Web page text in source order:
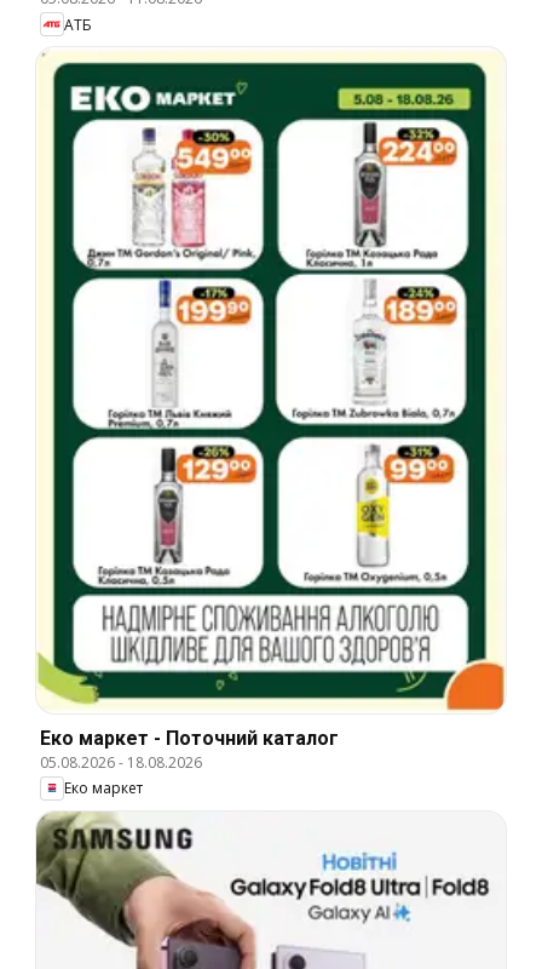
АТБ
Еко маркет - Поточний каталог
05.08.2026- 18.08.2026
Еко маркет